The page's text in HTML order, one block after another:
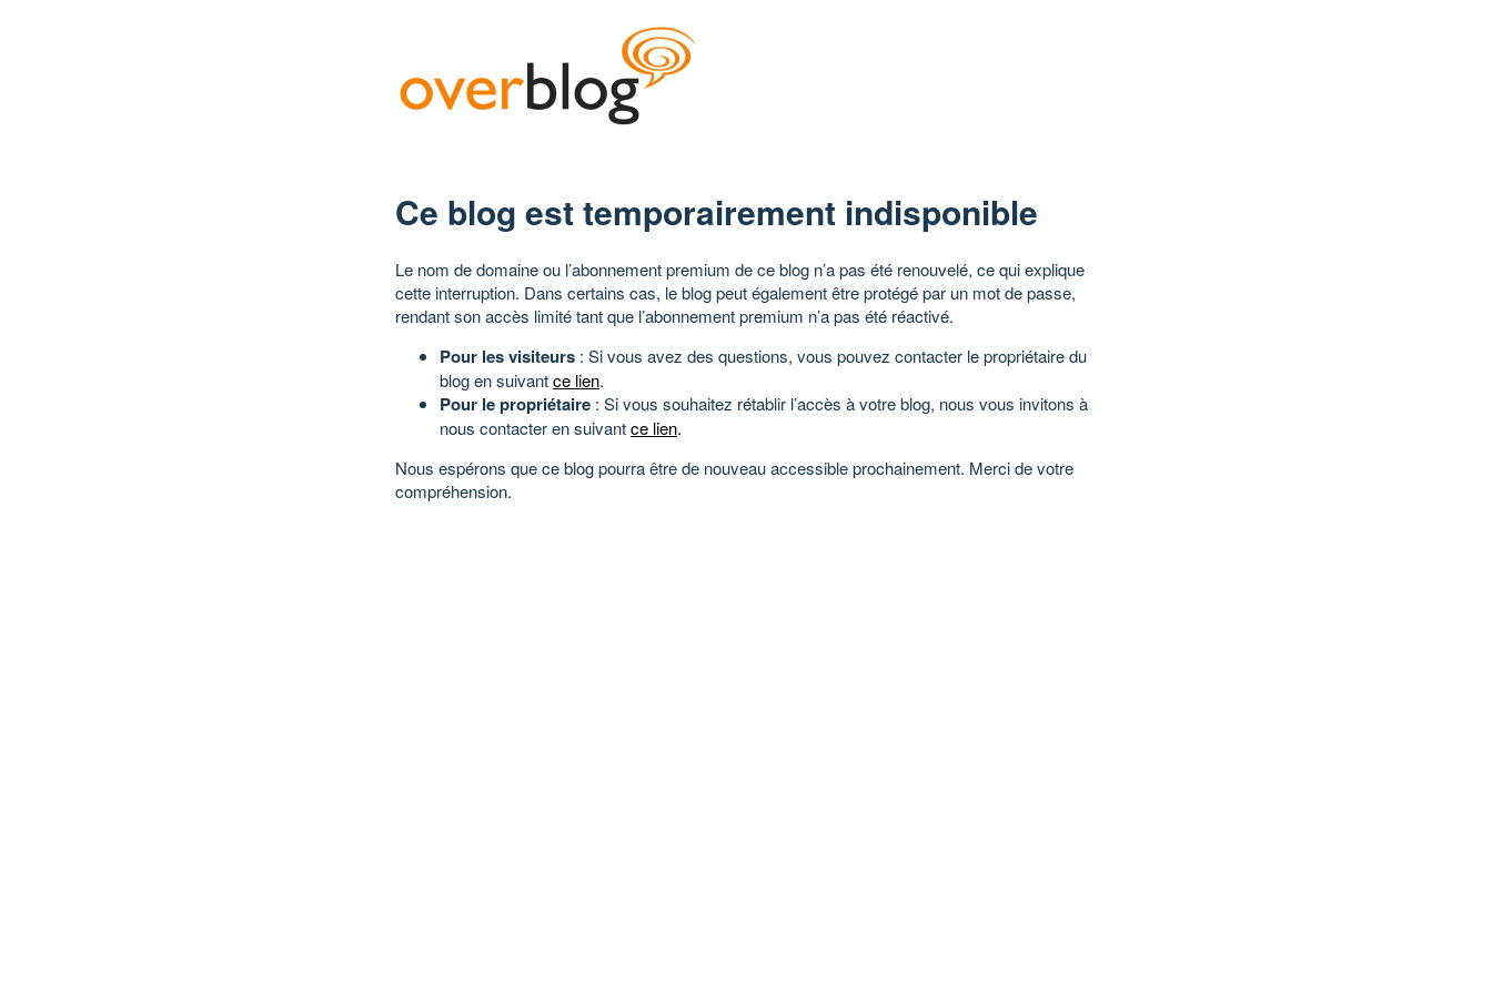
Ce blog est temporairement indisponible
Le nom de domaine ou l’abonnement premium de ce blog n’a pas été renouvelé, ce qui explique
cette interruption. Dans certains cas, le blog peut également être protégé par un mot de passe,
rendant son accès limité tant que l’abonnement premium n’a pas été réactivé.
Pour les visiteurs : Si vous avez des questions, vous pouvez contacter le propriétaire du
blog en suivantce lien.
Pour le propriétaire : Si vous souhaitez rétablir l’accès à votre blog, nous vous invitons à
nous contacter en suivantce lien.
Nous espérons que ce blog pourra être de nouveau accessible prochainement. Merci de votre
compréhension.